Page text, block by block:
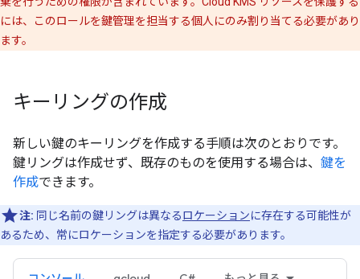
には、このロールを鍵管理を担当する個人にのみ割り当てる必要があり
ます。
キーリングの作成
新しい鍵のキーリングを作成する手順は次のとおりです。
鍵リングは作成せず、既存のものを使用する場合は、 鍵を
作成できます。
注: 同じ名前の鍵リングは異なるロケーションに存在する可能性が
あるため、常にロケーションを指定する必要があります。